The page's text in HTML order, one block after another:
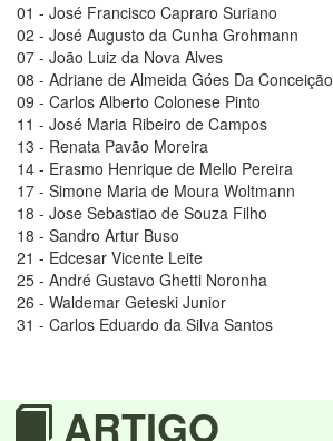
01 - José Francisco Capraro Suriano
02 - José Augusto da Cunha Grohmann
07 - João Luiz da Nova Alves
08 - Adriane de Almeida Góes Da Conceição
09 - Carlos Alberto Colonese Pinto
11 - José Maria Ribeiro de Campos
13 - Renata Pavão Moreira
14 - Erasmo Henrique de Mello Pereira
17 - Simone Maria de Moura Woltmann
18 - Jose Sebastiao de Souza Filho
18 - Sandro Artur Buso
21 - Edcesar Vicente Leite
25 - André Gustavo Ghetti Noronha
26 - Waldemar Geteski Junior
31 - Carlos Eduardo da Silva Santos
ARTIGO